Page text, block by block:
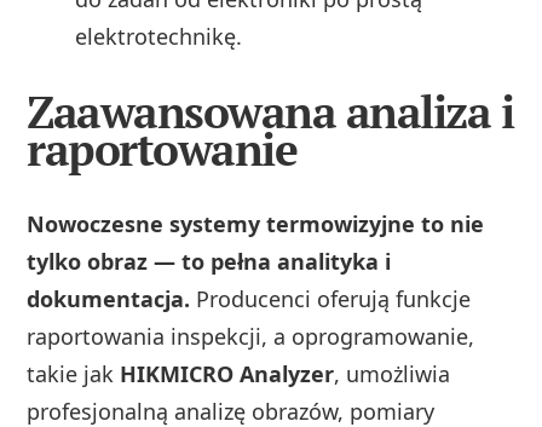
elektrotechnikę.
Zaawansowana analiza i
raportowanie
Nowoczesne systemy termowizyjne to nie
tylko obraz — to pełna analityka i
dokumentacja. Producenci oferują funkcje
raportowania inspekcji, a oprogramowanie,
takie jak HIKMICRO Analyzer, umożliwia
profesjonalną analizę obrazów, pomiary